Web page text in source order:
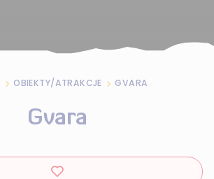
OBIEKTY/ATRAKCJE GVARA
Gvara